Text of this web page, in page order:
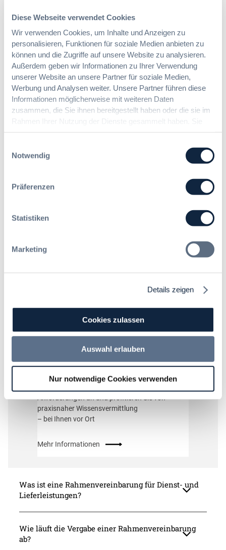
Diese Webseite verwendet Cookies
Wir verwenden Cookies, um Inhalte und Anzeigen zu
personalisieren, Funktionen für soziale Medien anbieten zu
können und die Zugriffe auf unsere Website zu analysieren.
Außerdem geben wir Informationen zu Ihrer Verwendung
unserer Website an unsere Partner für soziale Medien,
Werbung und Analysen weiter. Unsere Partner führen diese
Informationen möglicherweise mit weiteren Daten
zusammen, die Sie ihnen bereitgestellt haben oder die sie im
geben Einwilligung zu unseren Cookies, wenn Sie unsere
Notwendig
Präferenzen
Statistiken
Marketing
Details zeigen
Cookies zulassen
Auswahl erlauben
Nur notwendige Cookies verwenden
390,- EUR
zzgl. Mwst.
Jetzt buchen
ME_JfInyZaeTN9w0PszT
Details
Montag 23.11. 2026
Als Inhouse-Schulung buchen
Anforderungen an und profitieren Sie von
praxisnaher Wissensvermittlung
– bei Ihnen vor Ort
Mehr Informationen
Was ist eine Rahmenvereinbarung für Dienst- und
Lieferleistungen?
Wie läuft die Vergabe einer Rahmenvereinbarung
ab?